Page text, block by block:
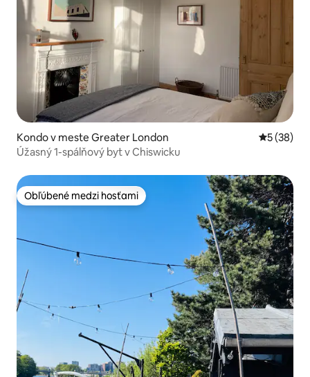
Kondo v meste Greater London
5 (38)
Úžasný 1-spálňový byt v Chiswicku
Obľúbené medzi hosťami
Obľúbené medzi hosťami